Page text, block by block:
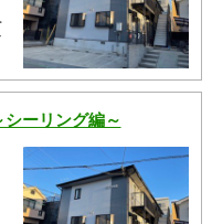
ーリング編～